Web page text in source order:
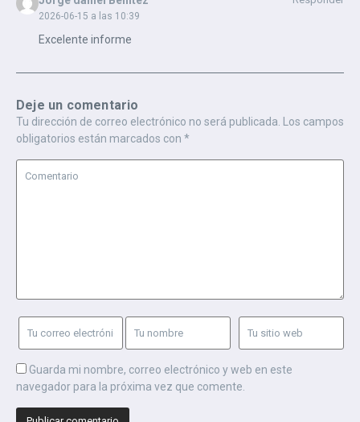
2026-06-15 a las 10:39
Excelente informe
Deje un comentario
Tu dirección de correo electrónico no será publicada.
Los campos
obligatorios están marcados con *
Guarda mi nombre, correo electrónico y web en este
navegador para la próxima vez que comente.